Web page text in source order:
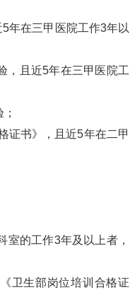
年在三甲医院工作3年以
，且近5年在三甲医院工
证书》，且近5年在二甲
的工作3年及以上者，
卫生部岗位培训合格证